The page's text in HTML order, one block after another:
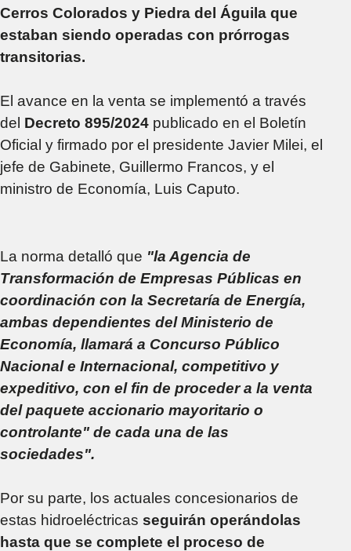
Cerros Colorados y Piedra del Águila que
estaban siendo operadas con prórrogas
transitorias.
El avance en la venta se implementó a través
del Decreto 895/2024 publicado en el Boletín
Oficial y firmado por el presidente Javier Milei, el
jefe de Gabinete, Guillermo Francos, y el
ministro de Economía, Luis Caputo.
La norma detalló que "la Agencia de
Transformación de Empresas Públicas en
coordinación con la Secretaría de Energía,
ambas dependientes del Ministerio de
Economía, llamará a Concurso Público
Nacional e Internacional, competitivo y
expeditivo, con el fin de proceder a la venta
del paquete accionario mayoritario o
controlante" de cada una de las
sociedades".
Por su parte, los actuales concesionarios de
estas hidroeléctricas seguirán operándolas
hasta que se complete el proceso de